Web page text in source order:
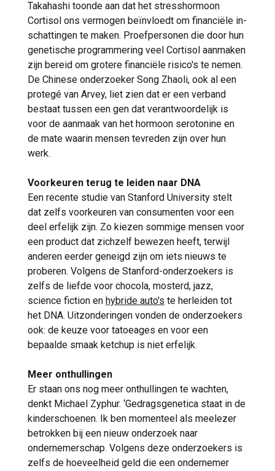
Takahashi toonde aan dat het stresshormoon
Cortisol ons vermogen beïnvloedt om financiële in-
schattingen te maken. Proefpersonen die door hun
genetische programmering veel Cortisol aanmaken
zijn bereid om grotere financiële risico's te nemen.
De Chinese onderzoeker Song Zhaoli, ook al een
protegé van Arvey, liet zien dat er een verband
bestaat tussen een gen dat verantwoordelijk is
voor de aanmaak van het hormoon serotonine en
de mate waarin mensen tevreden zijn over hun
werk.
Voorkeuren terug te leiden naar DNA
Een recente studie van Stanford University stelt
dat zelfs voorkeuren van consumenten voor een
deel erfelijk zijn. Zo kiezen sommige mensen voor
een product dat zichzelf bewezen heeft, terwijl
anderen eerder geneigd zijn om iets nieuws te
proberen. Volgens de Stanford-onderzoekers is
zelfs de liefde voor chocola, mosterd, jazz,
science fiction en hybride auto's te herleiden tot
het DNA. Uitzonderingen vonden de onderzoekers
ook: de keuze voor tatoeages en voor een
bepaalde smaak ketchup is niet erfelijk.
Meer onthullingen
Er staan ons nog meer onthullingen te wachten,
denkt Michael Zyphur. ‘Gedragsgenetica staat in de
kinderschoenen. Ik ben momenteel als meelezer
betrokken bij een nieuw onderzoek naar
ondernemerschap. Volgens deze onderzoekers is
zelfs de hoeveelheid geld die een ondernemer